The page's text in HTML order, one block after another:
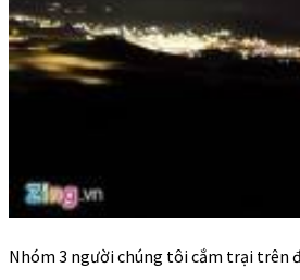
Nhóm 3 người chúng tôi cắm trại trên